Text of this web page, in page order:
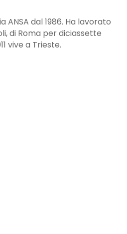
ANSA dal 1986. Ha lavorato
di Roma per diciassette
vive a Trieste.